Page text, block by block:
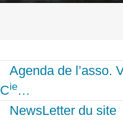
Agenda de l’asso.
Cie…
NewsLetter du site